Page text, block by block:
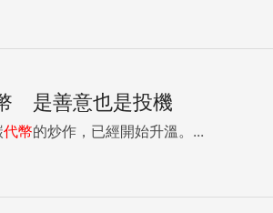
是善意也是投機
代幣的炒作，已經開始升溫。...